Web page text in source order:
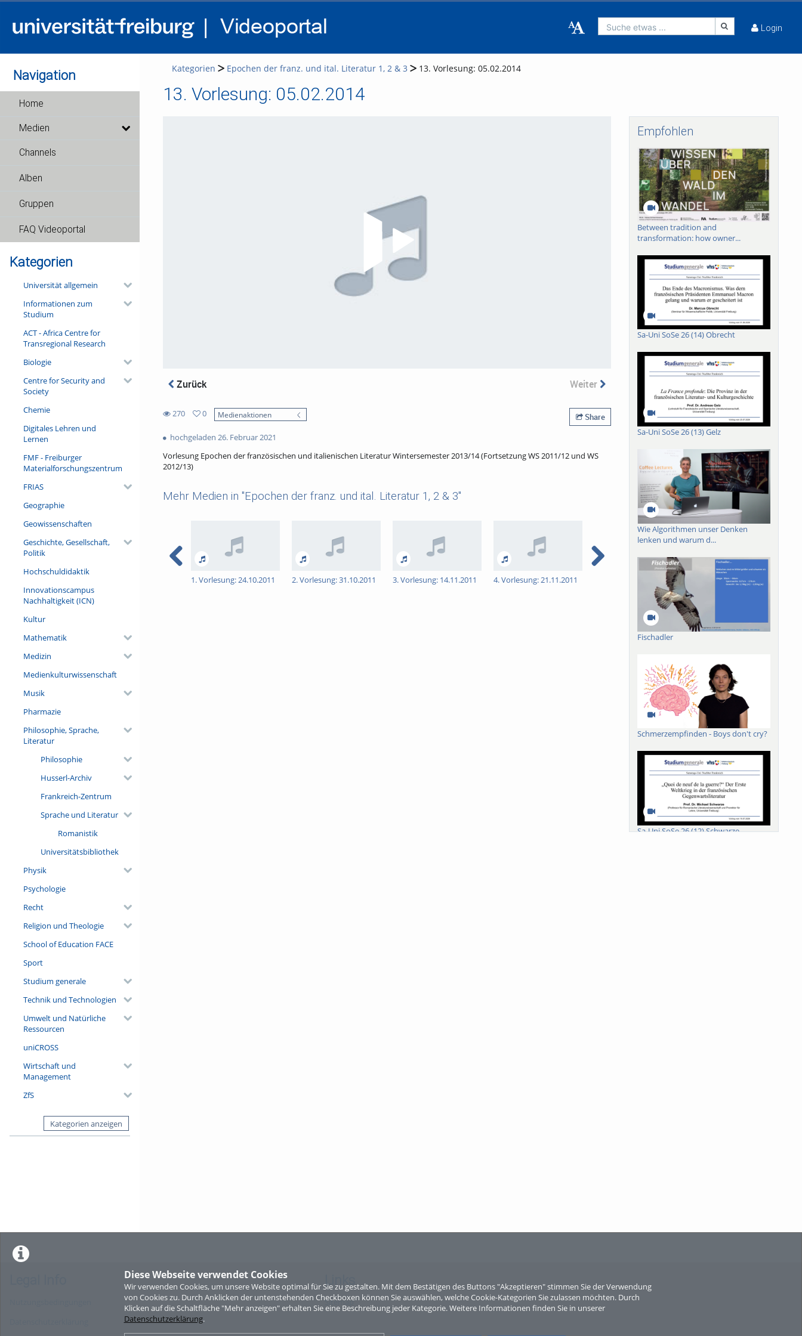
Diese Webseite verwendet Cookies
Wir verwenden Cookies, um unsere Website optimal für Sie zu gestalten. Mit dem Bestätigen des Buttons "Akzeptieren" stimmen Sie der Verwendung
von Cookies zu. Durch Anklicken der untenstehenden Checkboxen können Sie auswählen, welche Cookie-Kategorien Sie zulassen möchten. Durch
Klicken auf die Schaltfläche "Mehr anzeigen" erhalten Sie eine Beschreibung jeder Kategorie. Weitere Informationen finden Sie in unserer
Datenschutzerklärung.
Suche etwas ... Login
Navigation
Home
Medien
Channels
Alben
Gruppen
FAQ Videoportal
Kategorien
Universität allgemein
Informationen zum
Studium
ACT - Africa Centre for
Transregional Research
Biologie
Centre for Security and
Society
Chemie
Digitales Lehren und
Lernen
FMF - Freiburger
Materialforschungszentrum
FRIAS
Geographie
Geowissenschaften
Geschichte, Gesellschaft,
Politik
Hochschuldidaktik
Innovationscampus
Nachhaltigkeit (ICN)
Kultur
Mathematik
Medizin
Medienkulturwissenschaft
Musik
Pharmazie
Philosophie, Sprache,
Literatur
Philosophie
Husserl-Archiv
Frankreich-Zentrum
Sprache und Literatur
Romanistik
Universitätsbibliothek
Physik
Psychologie
Recht
Religion und Theologie
School of Education FACE
Sport
Studium generale
Technik und Technologien
Umwelt und Natürliche
Ressourcen
uniCROSS
Wirtschaft und
Management
ZfS
Kategorien anzeigen
Kategorien Epochen der franz. und ital. Literatur 1, 2 & 3 13. Vorlesung: 05.02.2014
13. Vorlesung: 05.02.2014
Zurück Weiter
270
views
0
favorites
Medienaktionen
Share
hochgeladen 26. Februar 2021
Vorlesung Epochen der französischen und italienischen Literatur Wintersemester 2013/14 (Fortsetzung WS 2011/12 und WS
2012/13)
Mehr Medien in "Epochen der franz. und ital. Literatur 1, 2 & 3"
1. Vorlesung: 24.10.2011 2. Vorlesung: 31.10.2011 3. Vorlesung: 14.11.2011 4. Vorlesung: 21.11.2011 5. Vorlesung: 28.11.2011 6. Vorlesung: 05.12.2011
Empfohlen
Between tradition and
transformation: how owner...
Sa-Uni SoSe 26 (14) Obrecht
Sa-Uni SoSe 26 (13) Gelz
Wie Algorithmen unser Denken
lenken und warum d...
Fischadler
Schmerzempfinden - Boys don't cry?
Sa-Uni SoSe 26 (12) Schwarze
Links
Sitemap